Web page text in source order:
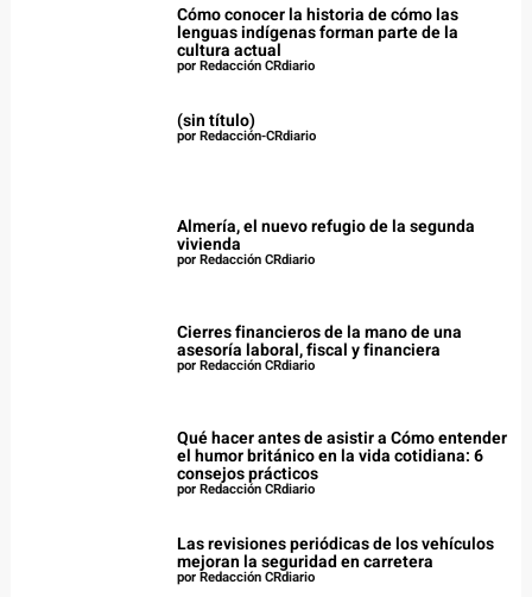
Cómo conocer la historia de cómo las
lenguas indígenas forman parte de la
cultura actual
por Redacción CRdiario
(sin título)
por Redacción-CRdiario
Almería, el nuevo refugio de la segunda
vivienda
por Redacción CRdiario
Cierres financieros de la mano de una
asesoría laboral, fiscal y financiera
por Redacción CRdiario
Qué hacer antes de asistir a Cómo entender
el humor británico en la vida cotidiana: 6
consejos prácticos
por Redacción CRdiario
Las revisiones periódicas de los vehículos
mejoran la seguridad en carretera
por Redacción CRdiario